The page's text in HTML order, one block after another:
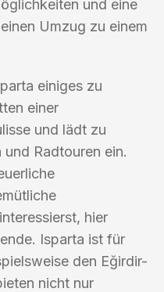
und eine
Umzug zu einem
einiges zu
einer
und lädt zu
Radtouren ein.
hier
Isparta ist für
den Eğirdir-
nicht nur